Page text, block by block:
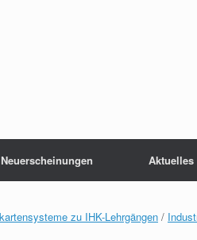
Neuerscheinungen Aktuelles
zu IHK-Lehrgängen /